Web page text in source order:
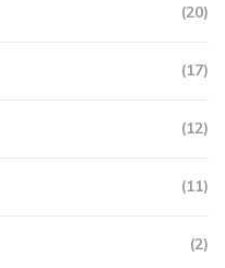
(20)
(17)
(12)
(11)
(2)